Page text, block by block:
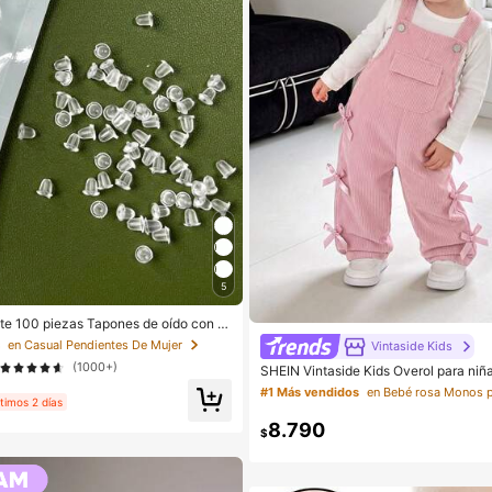
5
100 piezas Tapones de oído con fo
transparente para uso diario d
en Casual Pendientes De Mujer
(1000+)
2 días
Vintaside Kids
SHEIN Vintaside Kids Overol para
as las estaciones, estilo lindo, rosa
n lazos rosas, diseño de bolsillo
erna recta holgada, tela de pana,
ra la escuela, el transporte, salidas
#1 Más vendidos en Bebé rosa Monos
$8.790